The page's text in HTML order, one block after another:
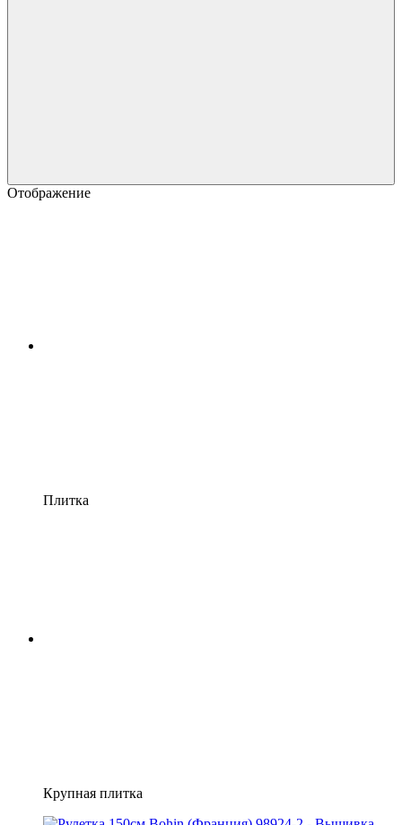
Отображение
Плитка
Крупная плитка